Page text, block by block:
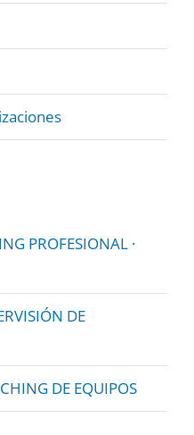
PROFESIONAL ·
DE
DE EQUIPOS